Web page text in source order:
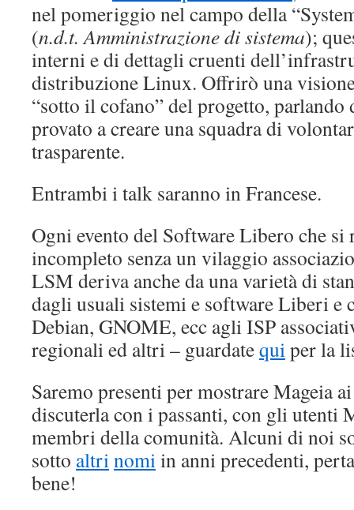
nel pomeriggio nel campo della
(n.d.t. Amministrazione di sistema);
interni e di dettagli cruenti
distribuzione Linux. Offrirò una visione
“sotto il cofano” del progetto, parlando
provato a creare una squadra di
trasparente.
Entrambi i talk saranno in Francese.
Ogni evento del Software Libero che si
incompleto senza un vilaggio
LSM deriva anche da una varietà di
dagli usuali sistemi e software Liberi e
Debian, GNOME, ecc agli ISP
regionali ed altri – guardatequiper la
Saremo presenti per mostrare Mageia
discuterla con i passanti, con gli utenti
membri della comunità. Alcuni di noi
sotto altrinomiin anni precedenti,
bene!